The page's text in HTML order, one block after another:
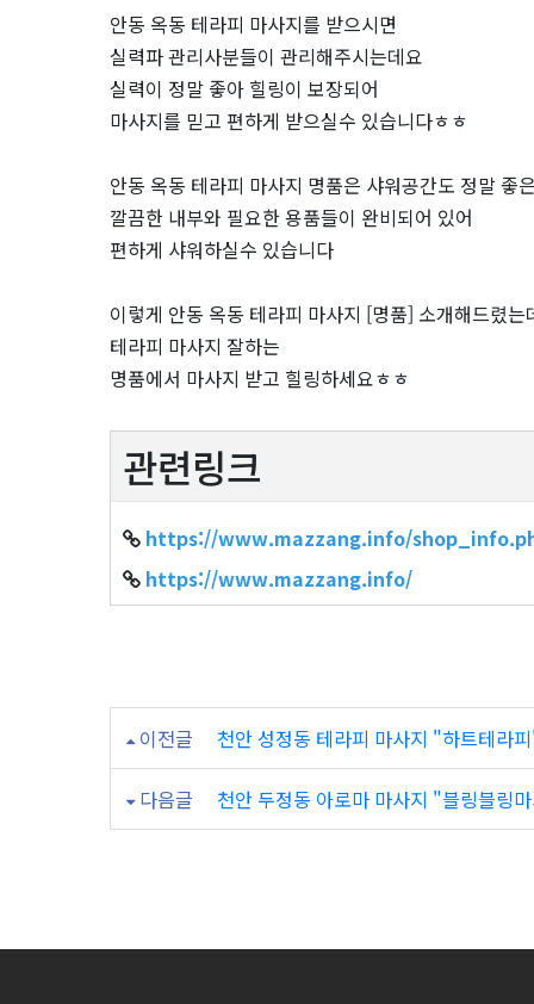
안동 옥동 테라피 마사지를 받으시면
실력파 관리사분들이 관리해주시는데요
실력이 정말 좋아 힐링이 보장되어
마사지를 믿고 편하게 받으실수 있습니다ㅎㅎ
안동 옥동 테라피 마사지 명품은 샤워공간도 정말 좋
깔끔한 내부와 필요한 용품들이 완비되어 있어
편하게 샤워하실수 있습니다
이렇게 안동 옥동 테라피 마사지 [명품] 소개해드렸는
테라피 마사지 잘하는
명품에서 마사지 받고 힐링하세요ㅎㅎ
관련링크
https://www.mazzang.info/
https://www.mazzang.info/
이전글 천안 성정동 테라피 마사지 "하트테라
다음글 천안 두정동 아로마 마사지 "블링블링